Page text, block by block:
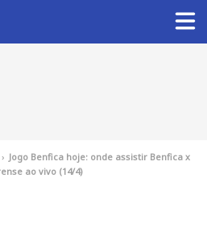
› Jogo Benfica hoje: onde assistir Benfica x
ao vivo (14/4)